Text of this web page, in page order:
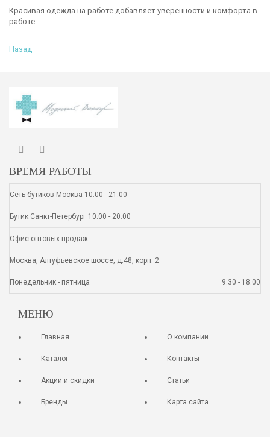
Красивая одежда на работе добавляет уверенности и комфорта в
работе.
Назад
ВРЕМЯ РАБОТЫ
Сеть бутиков Москва 10.00 - 21.00
Бутик Санкт-Петербург 10.00 - 20.00
Офис оптовых продаж
Москва, Алтуфьевское шоссе, д.48, корп. 2
Понедельник - пятница 9.30 - 18.00
МЕНЮ
Главная
Каталог
Акции и скидки
Бренды
О компании
Контакты
Статьи
Карта сайта